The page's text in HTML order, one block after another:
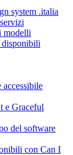
system .italia
modelli
accessibile
e Graceful
del software
con Can I